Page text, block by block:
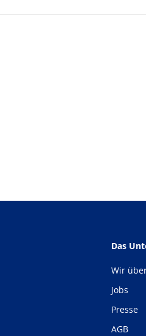
Das
Wir
Jobs
Presse
AGB